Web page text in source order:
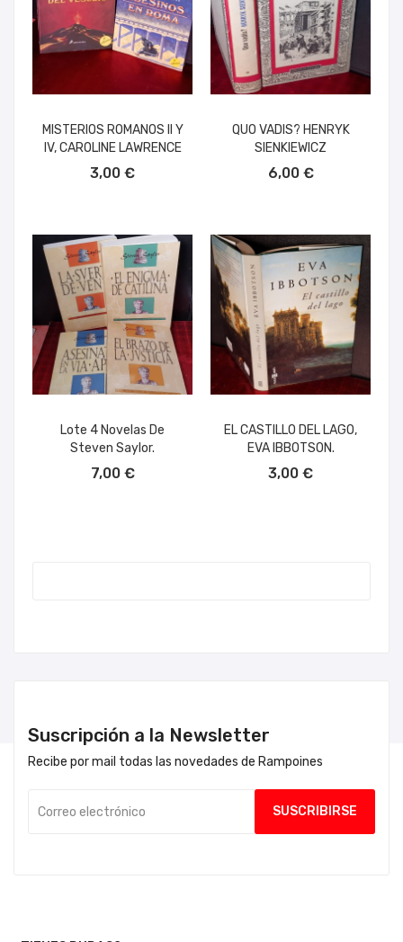
MISTERIOS ROMANOS II Y
IV, CAROLINE LAWRENCE
3,00 €
QUO VADIS? HENRYK
SIENKIEWICZ
6,00 €
Lote 4 Novelas De
Steven Saylor.
7,00 €
EL CASTILLO DEL LAGO,
EVA IBBOTSON.
3,00 €
Suscripción a la Newsletter
Recibe por mail todas las novedades de Rampoines